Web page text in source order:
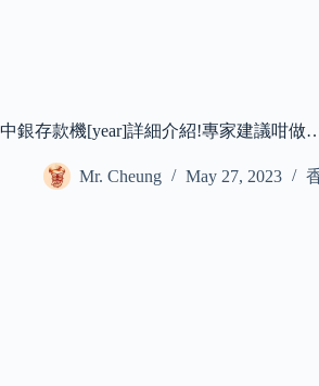
中銀存款機[year]詳細介紹!專家建議咁做
Mr. Cheung May 27, 2023